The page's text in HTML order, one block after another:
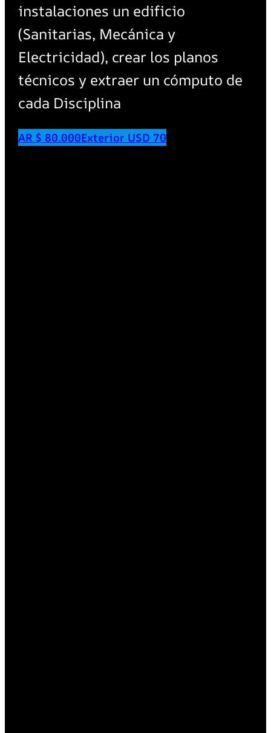
instalaciones un edificio
(Sanitarias, Mecánica y
Electricidad), crear los planos
técnicos y extraer un cómputo de
cada Disciplina
AR $ 80.000Exterior USD 70